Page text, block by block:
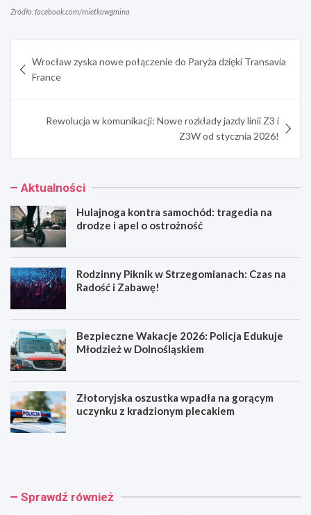
Źródło: facebook.com/mietkowgmina
wpisu
Wrocław zyska nowe połączenie do Paryża dzięki Transavia
France
Rewolucja w komunikacji: Nowe rozkłady jazdy linii Z3 i
Z3W od stycznia 2026!
Aktualności
Hulajnoga kontra samochód: tragedia na
drodze i apel o ostrożność
Rodzinny Piknik w Strzegomianach: Czas na
Radość i Zabawę!
Bezpieczne Wakacje 2026: Policja Edukuje
Młodzież w Dolnośląskiem
Złotoryjska oszustka wpadła na gorącym
uczynku z kradzionym plecakiem
H
n
R
n Sprawdź również